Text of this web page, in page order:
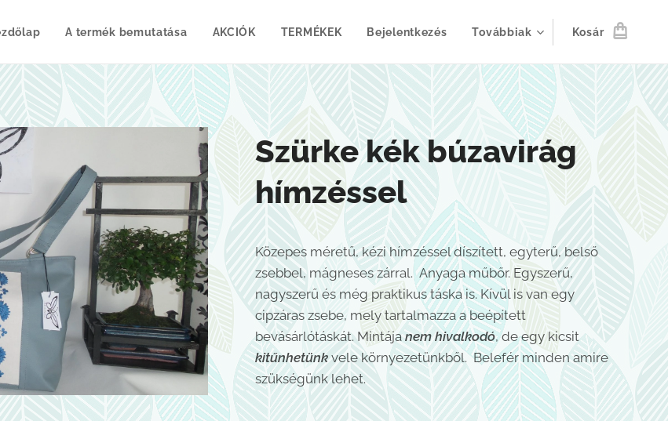
A termék bemutatása AKCIÓK TERMÉKEK Bejelentkezés Továbbiak Kosár
Szürke kék búzavirág
hímzéssel
Közepes méretű, kézi hímzéssel díszített, egyterű, belső
zsebbel, mágneses zárral. Anyaga műbőr. Egyszerű,
nagyszerű és még praktikus táska is. Kívül is van egy
cipzáras zsebe, mely tartalmazza a beépített
bevásárlótáskát. Mintájanem hivalkodó, de egy kicsit
kitűnhetünkvele környezetünkből. Belefér minden amire
szükségünk lehet.